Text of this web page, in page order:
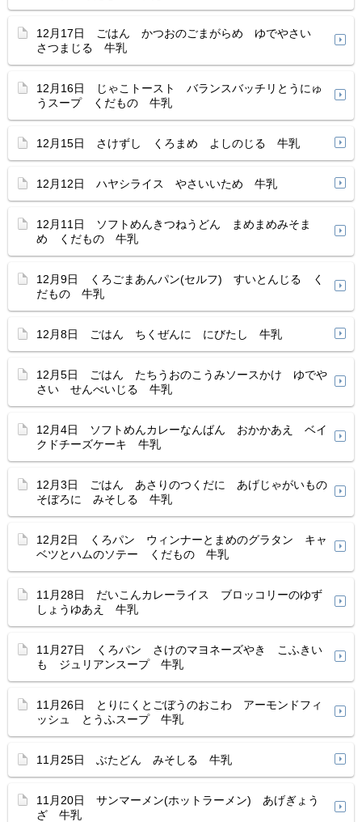
12月17日 ごはん かつおのごまがらめ ゆでやさい
さつまじる 牛乳
12月16日 じゃこトースト バランスバッチリとうにゅ
うスープ くだもの 牛乳
12月15日 さけずし くろまめ よしのじる 牛乳
12月12日 ハヤシライス やさいいため 牛乳
12月11日 ソフトめんきつねうどん まめまめみそま
め くだもの 牛乳
12月9日 くろごまあんパン(セルフ) すいとんじる く
だもの 牛乳
12月8日 ごはん ちくぜんに にびたし 牛乳
12月5日 ごはん たちうおのこうみソースかけ ゆでや
さい せんべいじる 牛乳
12月4日 ソフトめんカレーなんばん おかかあえ ベイ
クドチーズケーキ 牛乳
12月3日 ごはん あさりのつくだに あげじゃがいもの
そぼろに みそしる 牛乳
12月2日 くろパン ウィンナーとまめのグラタン キャ
ベツとハムのソテー くだもの 牛乳
11月28日 だいこんカレーライス ブロッコリーのゆず
しょうゆあえ 牛乳
11月27日 くろパン さけのマヨネーズやき こふきい
も ジュリアンスープ 牛乳
11月26日 とりにくとごぼうのおこわ アーモンドフィ
ッシュ とうふスープ 牛乳
11月25日 ぶたどん みそしる 牛乳
11月20日 サンマーメン(ホットラーメン) あげぎょう
ざ 牛乳